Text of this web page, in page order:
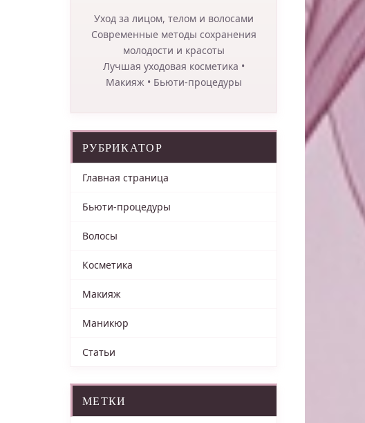
Уход за лицом, телом и волосами
Современные методы сохранения
молодости и красоты
Лучшая уходовая косметика •
Макияж • Бьюти-процедуры
РУБРИКАТОР
Главная страница
Бьюти-процедуры
Волосы
Косметика
Макияж
Маникюр
Статьи
МЕТКИ